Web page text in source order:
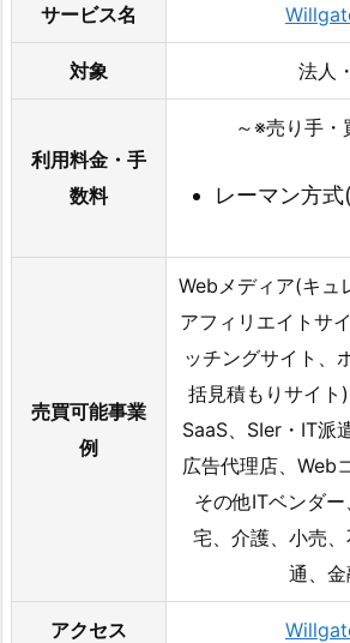
サービス名
対象 法人
利用料金・手
数料
～※売り手・
レーマン方
売買可能事業
例
Webメディア(キュ
アフィリエイトサ
ッチングサイト、
括見積もりサイト)
SaaS、SIer・IT派
広告代理店、Web
その他ITベンダ
宅、介護、小売
通、
アクセス